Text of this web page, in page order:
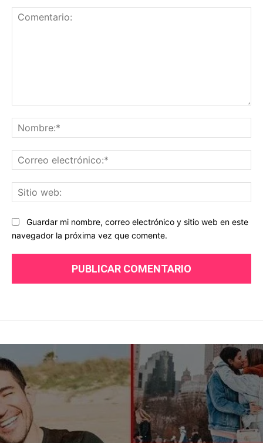
Guardar mi nombre, correo electrónico y sitio web en este
navegador la próxima vez que comente.